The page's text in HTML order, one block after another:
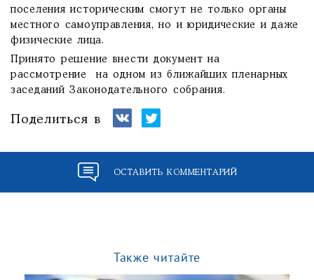
поселения историческим смогут не только органы
местного самоуправления, но и юридические и даже
физические лица.
Принято решение внести документ на
рассмотрение на одном из ближайших пленарных
заседаний Законодательного собрания.
Поделиться в
ОСТАВИТЬ КОММЕНТАРИЙ
Также читайте